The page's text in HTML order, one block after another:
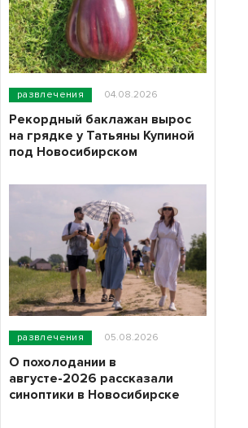
развлечения 04.08.2026
Рекордный баклажан вырос
на грядке у Татьяны Купиной
под Новосибирском
развлечения 05.08.2026
О похолодании в
августе-2026 рассказали
синоптики в Новосибирске